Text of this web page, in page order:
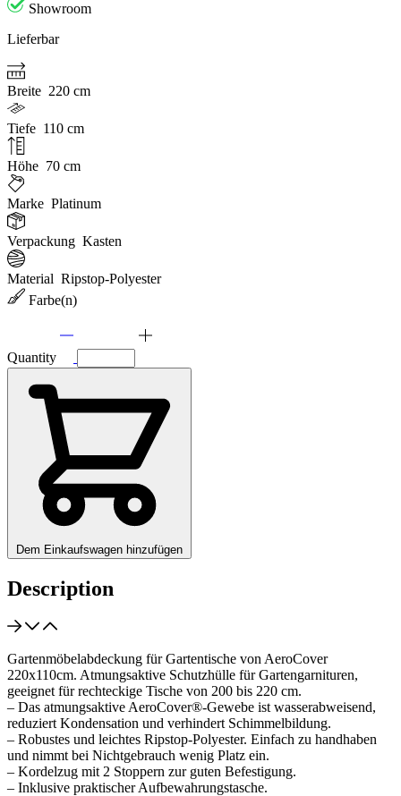
Showroom
Lieferbar
Breite 220 cm
Tiefe 110 cm
Höhe 70 cm
Marke Platinum
Verpackung Kasten
Material Ripstop-Polyester
Farbe(n)
Quantity
Dem Einkaufswagen hinzufügen
Description
Gartenmöbelabdeckung für Gartentische von AeroCover
220x110cm. Atmungsaktive Schutzhülle für Gartengarnituren,
geeignet für rechteckige Tische von 200 bis 220 cm.
– Das atmungsaktive AeroCover®-Gewebe ist wasserabweisend,
reduziert Kondensation und verhindert Schimmelbildung.
– Robustes und leichtes Ripstop-Polyester. Einfach zu handhaben
und nimmt bei Nichtgebrauch wenig Platz ein.
– Kordelzug mit 2 Stoppern zur guten Befestigung.
– Inklusive praktischer Aufbewahrungstasche.